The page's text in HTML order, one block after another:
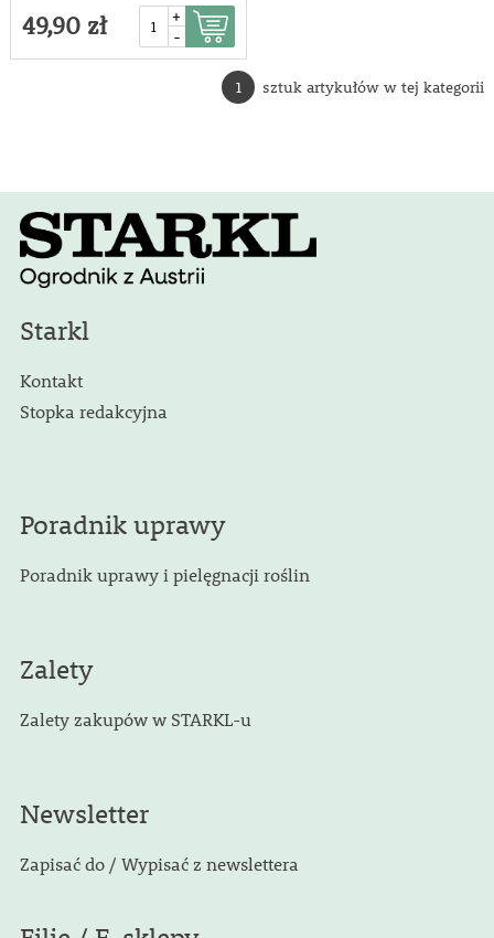
49,90 zł
+
-
1 sztuk artykułów w tej kategorii
Starkl
Kontakt
Stopka redakcyjna
Poradnik uprawy
Poradnik uprawy i pielęgnacji roślin
Zalety
Zalety zakupów w STARKL-u
Newsletter
Zapisać do / Wypisać z newslettera